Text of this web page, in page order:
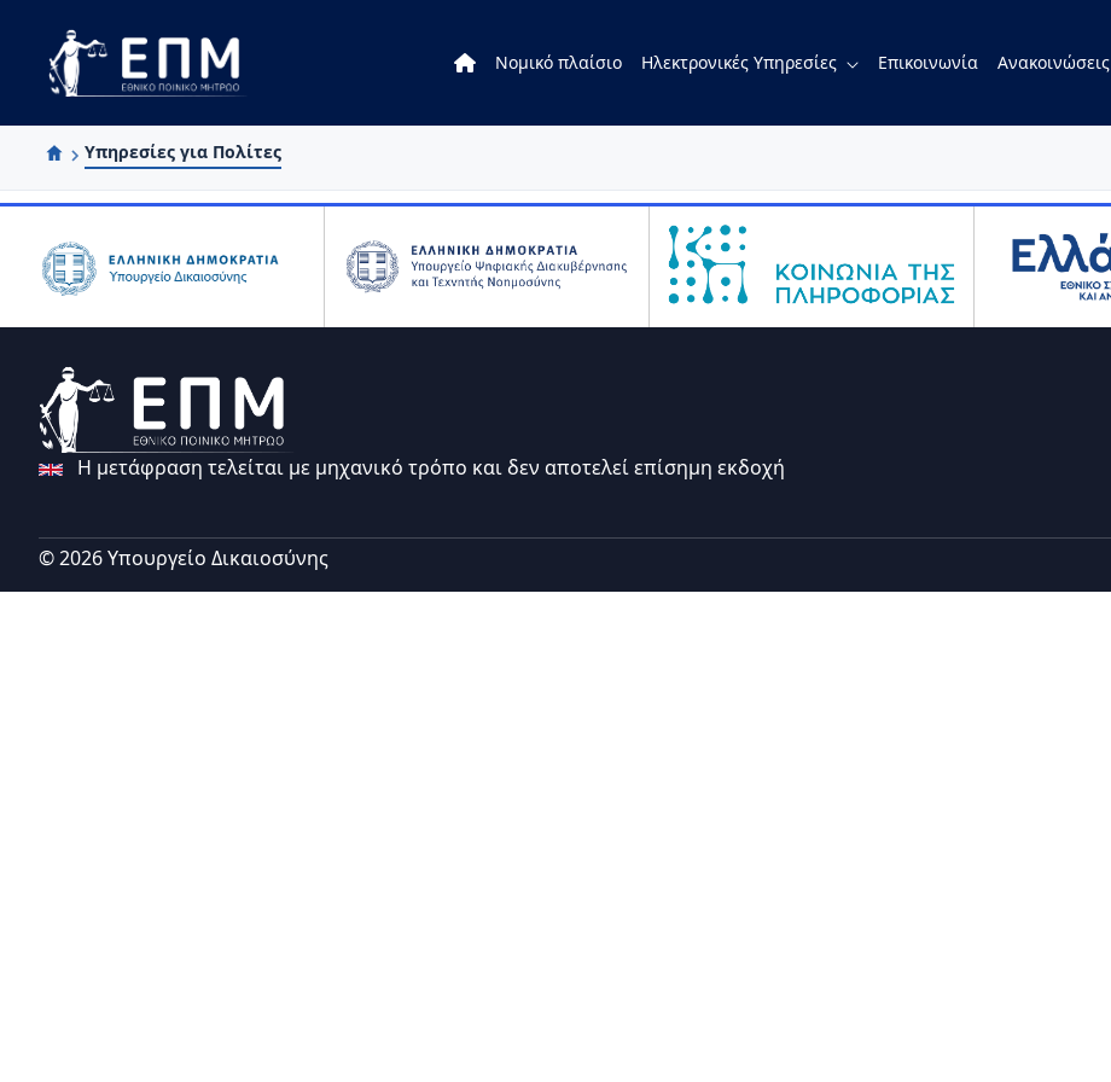
Skip to Main Content
Νομικό πλαίσιο Ηλεκτρονικές Υπηρεσίες Επικοινωνία Ανακοινώσεις
Yπηρεσίες για Πολίτες
Η μετάφραση τελείται με μηχανικό τρόπο και δεν αποτελεί επίσημη εκδοχή
© 2026 Υπουργείο Δικαιοσύνης